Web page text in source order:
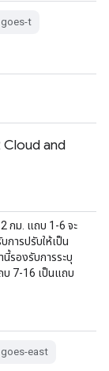
goes-t
Cloud and
กม. แถบ 1-6 จะ
การปรับให้เป็น
รองรับการระบุ
7-16 เป็นแถบ
goes-east